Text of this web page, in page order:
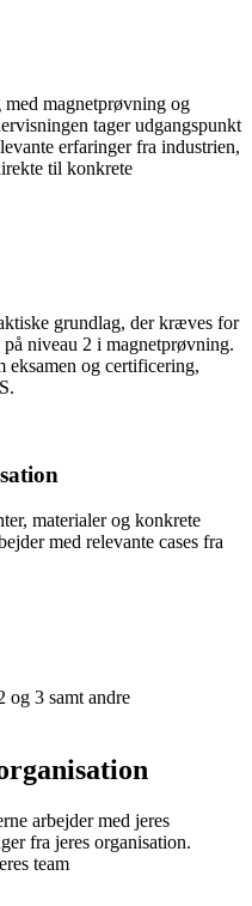
med magnetprøvning og
tager udgangspunkt
erfaringer fra industrien,
til konkrete
grundlag, der kræves for
niveau 2 i magnetprøvning.
og certificering,
materialer og konkrete
med relevante cases fra
og 3 samt andre
arbejder med jeres
fra jeres organisation.
team